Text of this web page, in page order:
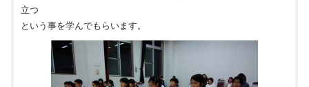
立つ
という事を学んでもらいます。